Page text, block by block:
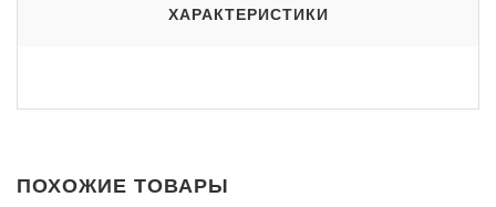
ХАРАКТЕРИСТИКИ
ПОХОЖИЕ ТОВАРЫ